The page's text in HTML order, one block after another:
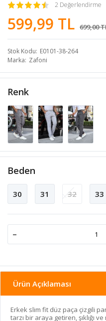
2 Değerlendirme
599,99 TL 699,00
Stok Kodu E0101-38-264
Marka Zafoni
Renk
Beden
30 31 32 33
-
Ürün Açıklaması
Erkek slim fit düz paça çizgili
tarzı bir araya getiren, şıklığı